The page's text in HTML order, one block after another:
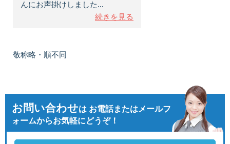
んにお声掛けしました...
続きを見る
敬称略・順不同
お問い合わせは お電話またはメールフ
ォームからお気軽にどうぞ！